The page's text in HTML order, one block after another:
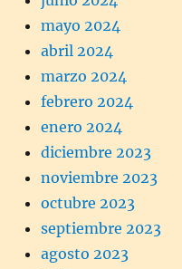
mayo 2024
abril 2024
marzo 2024
febrero 2024
enero 2024
diciembre 2023
noviembre 2023
octubre 2023
septiembre 2023
agosto 2023